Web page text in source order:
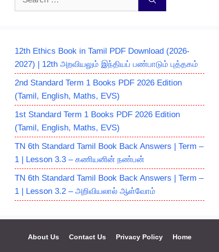
12th Ethics Book in Tamil PDF Download (2026-
2027) | 12th அறவியலும் இந்தியப் பண்பாடும் புத்தகம்
2nd Standard Term 1 Books PDF 2026 Edition
(Tamil, English, Maths, EVS)
1st Standard Term 1 Books PDF 2026 Edition
(Tamil, English, Maths, EVS)
TN 6th Standard Tamil Book Back Answers | Term –
1 | Lesson 3.3 – கணியனின் நண்பன்
TN 6th Standard Tamil Book Back Answers | Term –
1 | Lesson 3.2 – அறிவியலால் ஆள்வோம்
About Us Contact Us Privacy Policy Home